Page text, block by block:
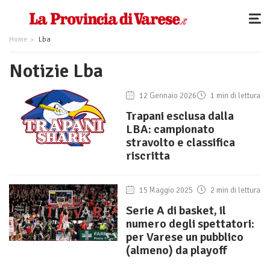
Home Lba
Notizie Lba
12 Gennaio 2026 1 min di lettura
Trapani esclusa dalla
LBA: campionato
stravolto e classifica
riscritta
15 Maggio 2025 2 min di lettura
Serie A di basket, il
numero degli spettatori:
per Varese un pubblico
(almeno) da playoff